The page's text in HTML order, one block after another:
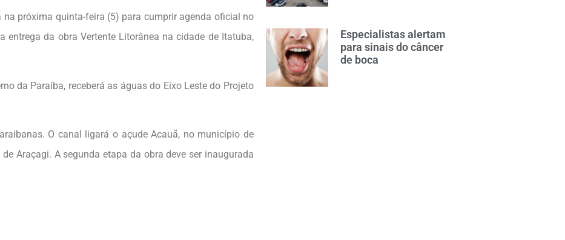
próxima quinta-feira (5) para cumprir agenda oficial no
da obra Vertente Litorânea na cidade de Itatuba,
da Paraíba, receberá as águas do Eixo Leste do Projeto
O canal ligará o açude Acauã, no município de
Araçagi. A segunda etapa da obra deve ser inaugurada
Especialistas alertam
para sinais do câncer
de boca